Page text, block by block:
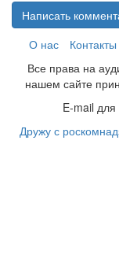
Написать
О нас
Контакты
Все права на
нашем сайте
E-mail
Дружу с